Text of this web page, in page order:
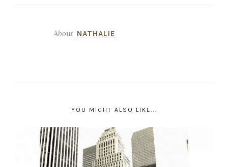
About NATHALIE
YOU MIGHT ALSO LIKE...